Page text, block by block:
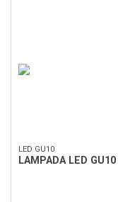
LED GU10
LAMPADA LED